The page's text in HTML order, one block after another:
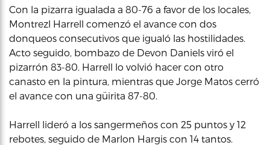
Con la pizarra igualada a 80-76 a favor de los locales,
Montrezl Harrell comenzó el avance con dos
donqueos consecutivos que igualó las hostilidades.
Acto seguido, bombazo de Devon Daniels viró el
pizarrón 83-80. Harrell lo volvió hacer con otro
canasto en la pintura, mientras que Jorge Matos cerró
el avance con una güirita 87-80.
Harrell lideró a los sangermeños con 25 puntos y 12
rebotes, seguido de Marlon Hargis con 14 tantos.